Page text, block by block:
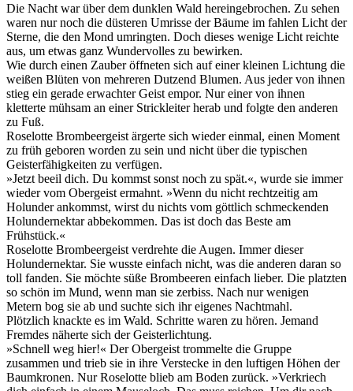
Die Nacht war über dem dunklen Wald hereingebrochen. Zu sehen
waren nur noch die düsteren Umrisse der Bäume im fahlen Licht der
Sterne, die den Mond umringten. Doch dieses wenige Licht reichte
aus, um etwas ganz Wundervolles zu bewirken.
Wie durch einen Zauber öffneten sich auf einer kleinen Lichtung die
weißen Blüten von mehreren Dutzend Blumen. Aus jeder von ihnen
stieg ein gerade erwachter Geist empor. Nur einer von ihnen
kletterte mühsam an einer Strickleiter herab und folgte den anderen
zu Fuß.
Roselotte Brombeergeist ärgerte sich wieder einmal, einen Moment
zu früh geboren worden zu sein und nicht über die typischen
Geisterfähigkeiten zu verfügen.
»Jetzt beeil dich. Du kommst sonst noch zu spät.«, wurde sie immer
wieder vom Obergeist ermahnt. »Wenn du nicht rechtzeitig am
Holunder ankommst, wirst du nichts vom göttlich schmeckenden
Holundernektar abbekommen. Das ist doch das Beste am
Frühstück.«
Roselotte Brombeergeist verdrehte die Augen. Immer dieser
Holundernektar. Sie wusste einfach nicht, was die anderen daran so
toll fanden. Sie möchte süße Brombeeren einfach lieber. Die platzten
so schön im Mund, wenn man sie zerbiss. Nach nur wenigen
Metern bog sie ab und suchte sich ihr eigenes Nachtmahl.
Plötzlich knackte es im Wald. Schritte waren zu hören. Jemand
Fremdes näherte sich der Geisterlichtung.
»Schnell weg hier!« Der Obergeist trommelte die Gruppe
zusammen und trieb sie in ihre Verstecke in den luftigen Höhen der
Baumkronen. Nur Roselotte blieb am Boden zurück. »Verkriech